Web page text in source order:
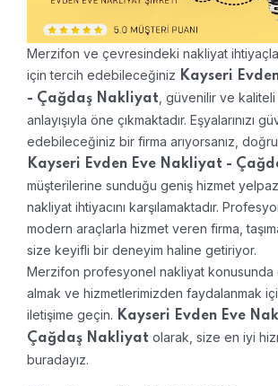
Merzifon ve çevresindeki nakliyat
için tercih edebileceğiniz Kayseri
- Çağdaş Nakliyat , güvenilir ve
anlayışıyla öne çıkmaktadır. Eşyalarınızı
edebileceğiniz bir firma arıyorsanız,
Kayseri Evden Eve Nakliyat -
müşterilerine sunduğu geniş hizmet
nakliyat ihtiyacını karşılamaktadır.
modern araçlarla hizmet veren firma,
size keyifli bir deneyim haline getiriyor.
Merzifon profesyonel nakliyat konusunda
almak ve hizmetlerimizden faydalanmak
iletişime geçin. Kayseri Evden Eve
Çağdaş Nakliyat olarak, size en iyi
buradayız.